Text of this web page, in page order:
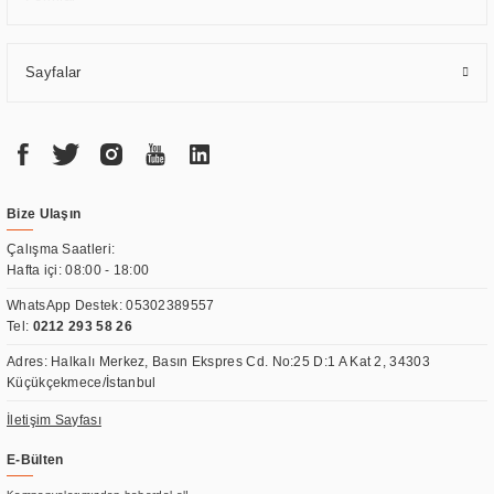
Sayfalar
Bize Ulaşın
Çalışma Saatleri:
Hafta içi: 08:00 - 18:00
WhatsApp Destek:05302389557
Tel: 0212 293 58 26
Adres: Halkalı Merkez, Basın Ekspres Cd. No:25 D:1 A Kat 2, 34303
Küçükçekmece/İstanbul
İletişim Sayfası
E-Bülten